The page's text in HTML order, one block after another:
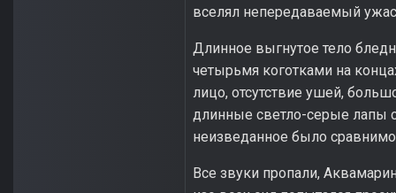
вселял непередаваемый ужас
Длинное выгнутое тело
четырьмя коготками на
лицо, отсутствие ушей,
длинные светло-серые лапы
неизведанное было
Все звуки пропали,